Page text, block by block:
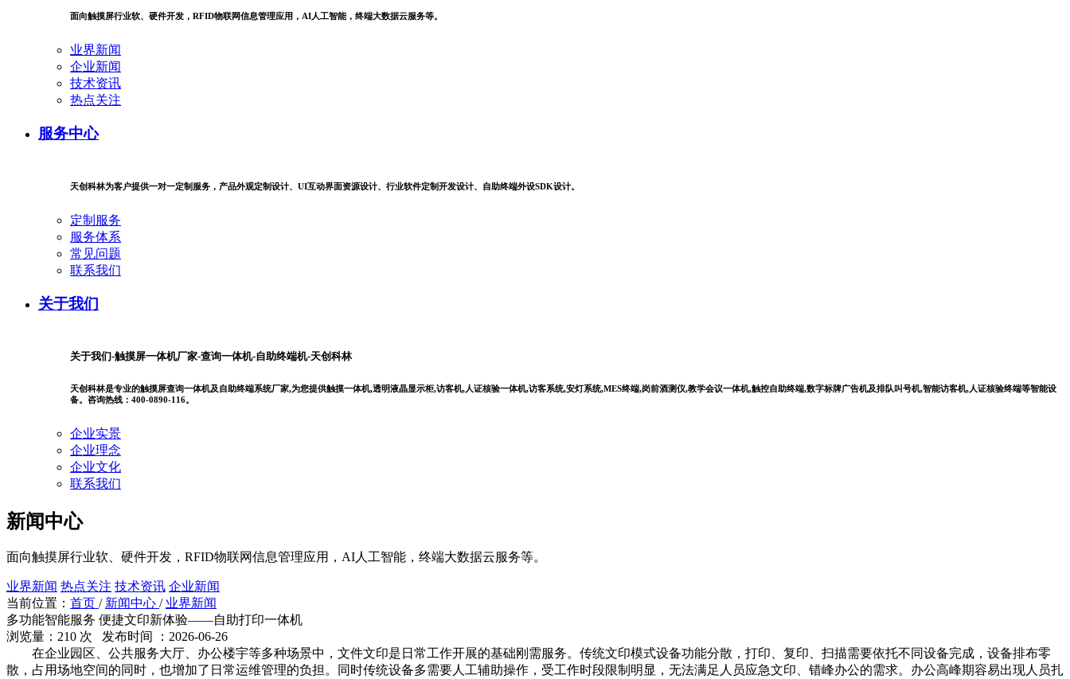
面向触摸屏行业软、硬件开发，RFID物联网信息管理应用，AI人工智能，终端大数据云服务等。
业界新闻
企业新闻
技术资讯
热点关注
服务中心
天创科林为客户提供一对一定制服务，产品外观定制设计、UI互动界面资源设计、行业软件定制开发设计、自助终端外设SDK设计。
定制服务
服务体系
常见问题
联系我们
关于我们
关于我们-触摸屏一体机厂家-查询一体机-自助终端机-天创科林
天创科林是专业的触摸屏查询一体机及自助终端系统厂家,为您提供触摸一体机,透明液晶显示柜,访客机,人证核验一体机,访客系统,安灯系统,MES终端,岗前酒测仪,教学会议一体机,触控自助终端,数字标牌广告机及排队叫号机,智能访客机,人证核验终端等智能设
备。咨询热线：400-0890-116。
企业实景
企业理念
企业文化
联系我们
新闻中心
面向触摸屏行业软、硬件开发，RFID物联网信息管理应用，AI人工智能，终端大数据云服务等。
业界新闻 热点关注 技术资讯 企业新闻
当前位置： 首页 / 新闻中心 / 业界新闻
多功能智能服务 便捷文印新体验——自助打印一体机
浏览量：210 次 发布时间 ：2026-06-26
在企业园区、公共服务大厅、办公楼宇等多种场景中，文件文印是日常工作开展的基础刚需服务。传统文印模式设备功能分散，打印、复印、扫描需要依托不同设备完成，设备排布零
散，占用场地空间的同时，也增加了日常运维管理的负担。同时传统设备多需要人工辅助操作，受工作时段限制明显，无法满足人员应急文印、错峰办公的需求。办公高峰期容易出现人员扎